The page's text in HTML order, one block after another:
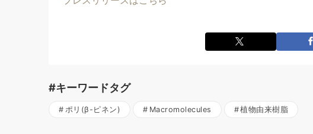
#キーワードタグ
ポリ(β-ピネン) Macromolecules 植物由来樹脂